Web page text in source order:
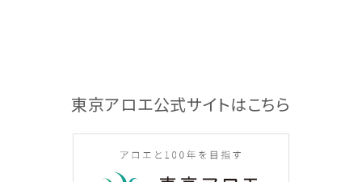
東京アロエ公式サイトはこちら